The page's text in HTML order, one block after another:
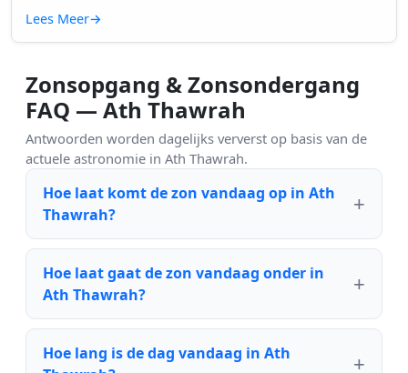
Lees Meer→
Zonsopgang & Zonsondergang
FAQ — Ath Thawrah
Antwoorden worden dagelijks ververst op basis van de
actuele astronomie in Ath Thawrah.
Hoe laat komt de zon vandaag op in Ath
Thawrah?
Hoe laat gaat de zon vandaag onder in
Ath Thawrah?
Hoe lang is de dag vandaag in Ath